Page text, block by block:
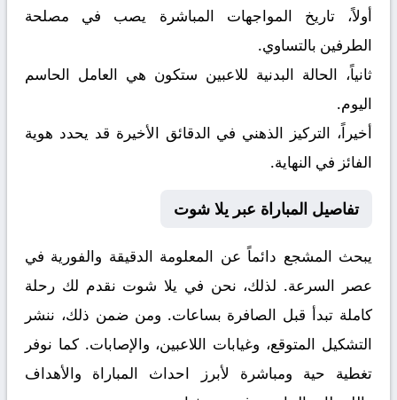
أولاً، تاريخ المواجهات المباشرة يصب في مصلحة
الطرفين بالتساوي.
ثانياً، الحالة البدنية للاعبين ستكون هي العامل الحاسم
اليوم.
أخيراً، التركيز الذهني في الدقائق الأخيرة قد يحدد هوية
الفائز في النهاية.
تفاصيل المباراة عبر يلا شوت
يبحث المشجع دائماً عن المعلومة الدقيقة والفورية في
عصر السرعة. لذلك، نحن في يلا شوت نقدم لك رحلة
كاملة تبدأ قبل الصافرة بساعات. ومن ضمن ذلك، ننشر
التشكيل المتوقع، وغيابات اللاعبين، والإصابات. كما نوفر
تغطية حية ومباشرة لأبرز احداث المباراة والأهداف